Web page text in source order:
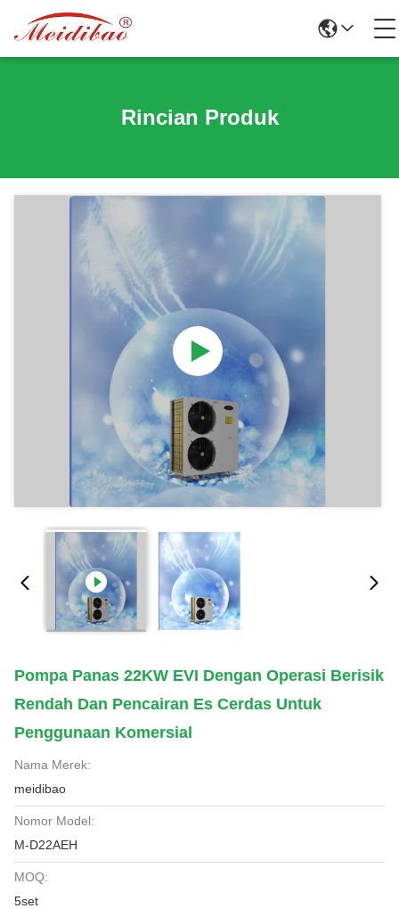
Rincian Produk
Pompa Panas 22KW EVI Dengan Operasi Berisik
Rendah Dan Pencairan Es Cerdas Untuk
Penggunaan Komersial
Nama Merek:
meidibao
Nomor Model:
M-D22AEH
MOQ:
5set